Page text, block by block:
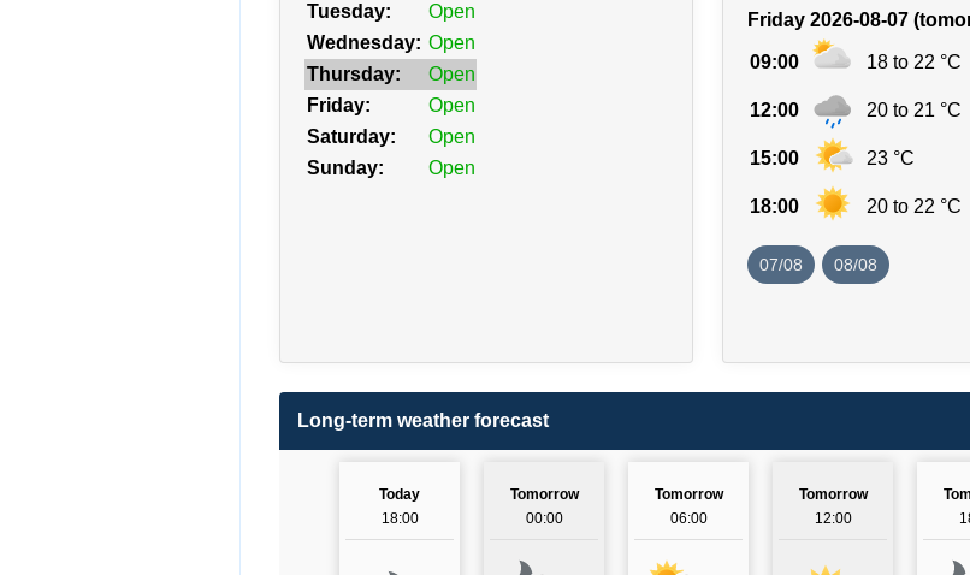
Tuesday:
Open
Wednesday: Open
Thursday:
Open
Friday:
Open
Saturday:
Open
Sunday:
Open
Friday 2026-08-07
09:00 18 to 22 °C
12:00 20 to 21 °C
15:00 23 °C
18:00 20 to 22 °C
07/08 08/08
Long-term weather forecast
Today
18:00
Tomorrow
00:00
Tomorrow
06:00
Tomorrow
12:00